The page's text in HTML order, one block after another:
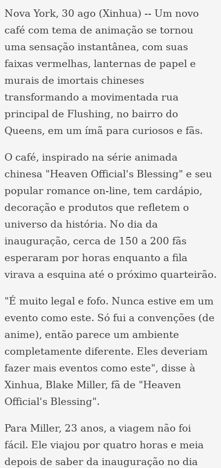
Nova York, 30 ago (Xinhua) -- Um novo
café com tema de animação se tornou
uma sensação instantânea, com suas
faixas vermelhas, lanternas de papel e
murais de imortais chineses
transformando a movimentada rua
principal de Flushing, no bairro do
Queens, em um ímã para curiosos e fãs.
O café, inspirado na série animada
chinesa "Heaven Official's Blessing" e seu
popular romance on-line, tem cardápio,
decoração e produtos que refletem o
universo da história. No dia da
inauguração, cerca de 150 a 200 fãs
esperaram por horas enquanto a fila
virava a esquina até o próximo quarteirão.
"É muito legal e fofo. Nunca estive em um
evento como este. Só fui a convenções (de
anime), então parece um ambiente
completamente diferente. Eles deveriam
fazer mais eventos como este", disse à
Xinhua, Blake Miller, fã de "Heaven
Official's Blessing".
Para Miller, 23 anos, a viagem não foi
fácil. Ele viajou por quatro horas e meia
depois de saber da inauguração no dia